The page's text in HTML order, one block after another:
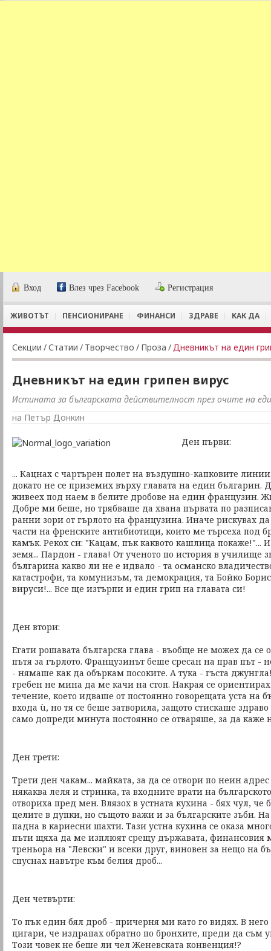
Вход Влез чрез Facebook Регистрация
ЖИВОТЪТ ПЕНСИОНИРАНЕ ФИНАНСИ ЗДРАВЕ КАК ДА
Секции /Статии / Творчество / Проза /Дневникът на един
Дневникът на един грипен вирус
Истината за българската действителност през очите на
на Петър Донкин
Ден първи:
... Кацнах с чартърен полет на въздушно-капковите
докато не се приземих върху главата на един българин.
живеех под наем в белите дробове на един французин.
Добре ми беше, но трябваше да хвана първата по
ранни зори от гърлото на французина. Иначе рискувах
части на френските антибиотици, които ме търсеха под
камък. Рекох си: "Кацам, пък каквото кашлица покаже!"...
земя... Пардон - глава! От ученото по история в училище
българина какво ли не е идвало - та османско
катастрофи, та комунизъм, та демокрация, та Бойко
вируси!... Все ще изтърпи и един грип на главата си!
Ден втори:
Егати рошавата българска глава - въобще не можех да
пътя за гърлото. Французинът беше сресан на прав път -
- нямаше как да объркам посоките. А тука - гъста
гребен не мина да ме качи на стоп. Накрая се
течение, което идваше от постоянно говорещата уста на
входа ù, но тя се беше затворила, защото стискаше
само допреди минута постоянно се отваряше, за да каже
Ден трети:
Трети ден чакам... майката, за да се отвори по неин
някаква леля и стринка, та входните врати на
отвориха пред мен. Влязох в устната кухина - бях чул, че
целите в дупки, но същото важи и за българските зъби.
падна в кариесни шахти. Тази устна кухина се оказа
пъти щяха да ме изплюят срещу държавата, финансовия
треньора на "Левски" и всеки друг, виновен за нещо на
спуснах навътре към белия дроб...
Ден четвърти:
То пък един бял дроб - причерня ми като го видях. В
цигари, че издрапах обратно по бронхите, преди да съм
Този човек не беше ли чел Женевската конвенция!?